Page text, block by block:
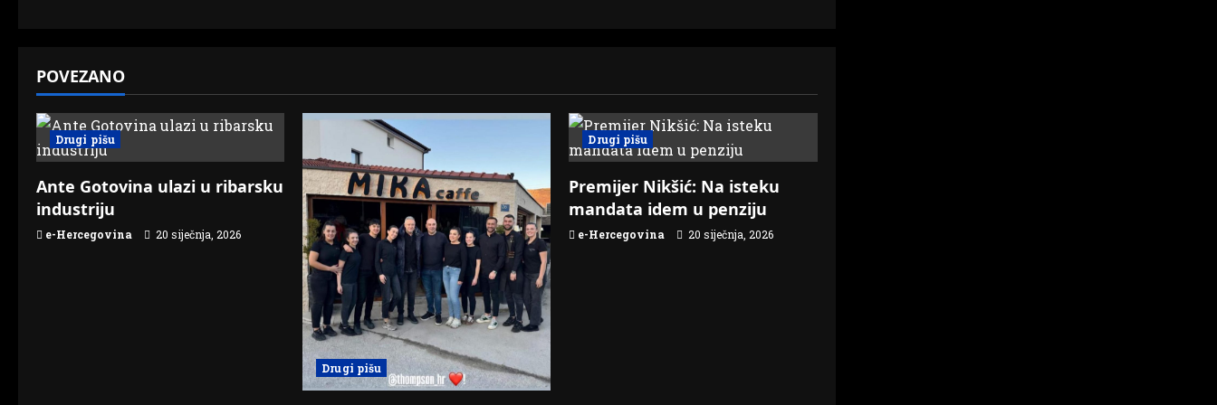
n
a
v
i
g
POVEZANO
Drugi pišu
Ante Gotovina ulazi u ribarsku
industriju
e-Hercegovina 20 siječnja, 2026
Drugi pišu
Drugi pišu
Premijer Nikšić: Na isteku
mandata idem u penziju
e-Hercegovina 20 siječnja, 2026